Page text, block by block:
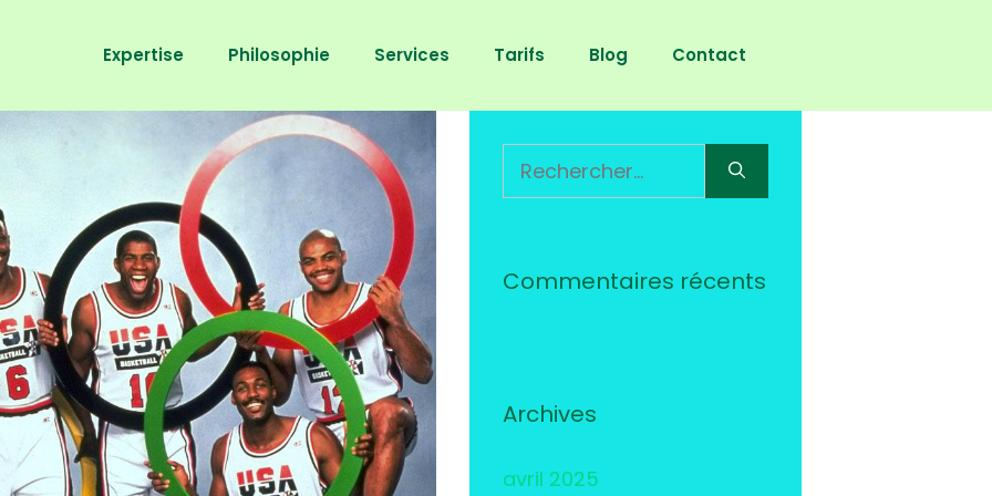
Expertise Philosophie Services Tarifs Blog Contact
Rechercher :
Commentaires récents
Archives
avril 2025